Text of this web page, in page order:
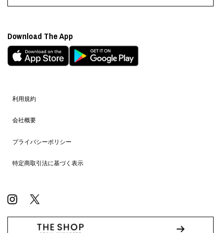
利用規約
会社概要
プライバシーポリシー
特定商取引法に基づく表示
Download The App